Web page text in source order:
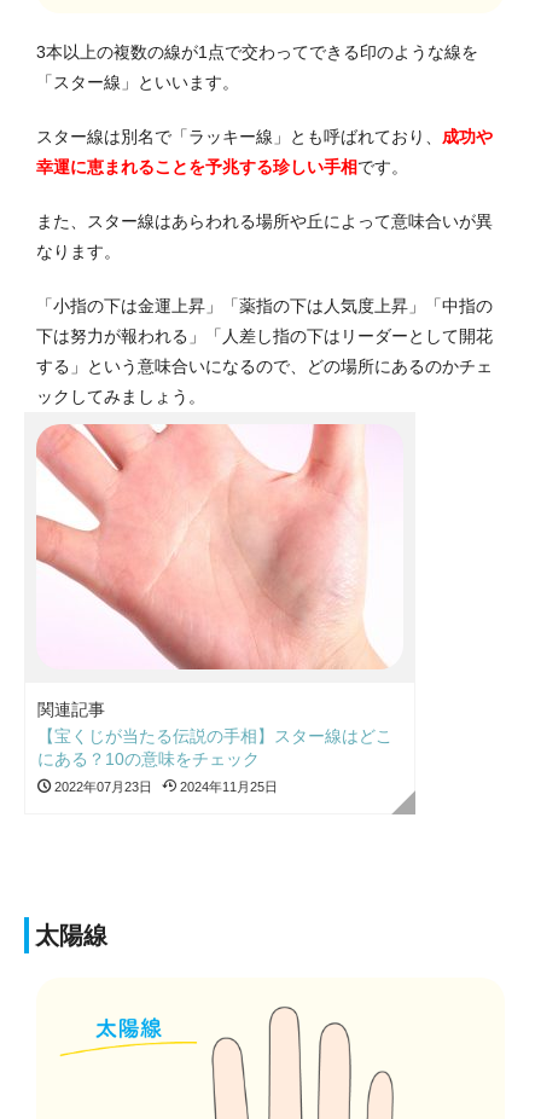
3本以上の複数の線が1点で交わってできる印のような線を
「スター線」といいます。
スター線は別名で「ラッキー線」とも呼ばれており、 成功や
幸運に恵まれることを予兆する珍しい手相です。
また、スター線はあらわれる場所や丘によって意味合いが異
なります。
「小指の下は金運上昇」「薬指の下は人気度上昇」「中指の
下は努力が報われる」「人差し指の下はリーダーとして開花
する」という意味合いになるので、どの場所にあるのかチェ
ックしてみましょう。
関連記事
【宝くじが当たる伝説の手相】スター線はどこ
にある？10の意味をチェック
2022年07月23日 2024年11月25日
太陽線